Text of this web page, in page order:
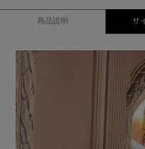
商品説明 サ